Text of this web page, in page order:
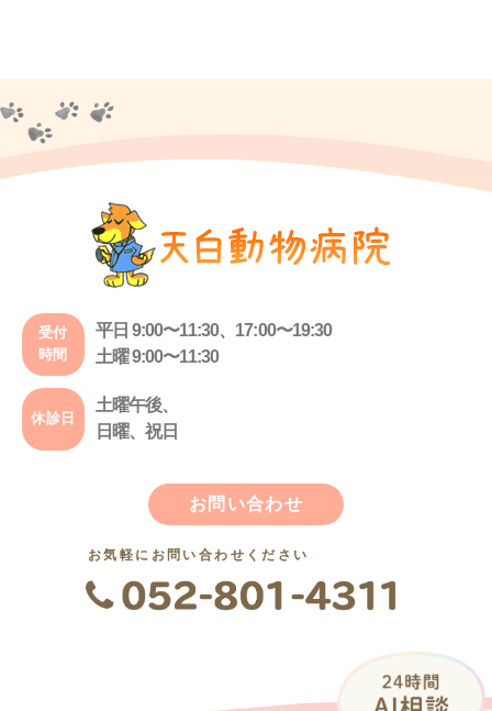
受付
時間
平日 9:00〜11:30、17:00〜19:30
土曜 9:00〜11:30
休診日
土曜午後、
日曜、祝日
お問い合わせ
お気軽にお問い合わせください